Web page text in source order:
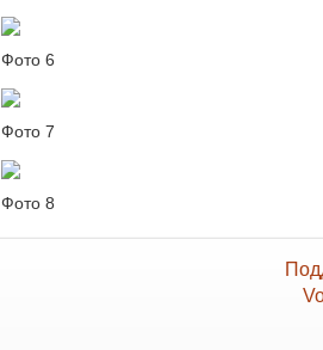
Фото 6
Фото 7
Фото 8